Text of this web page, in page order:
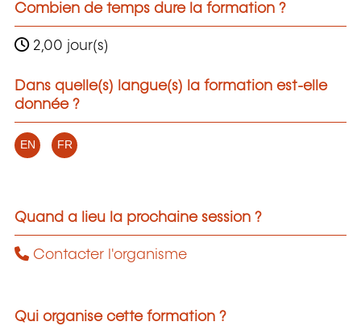
Combien de temps dure la formation ?
2,00 jour(s)
Dans quelle(s) langue(s) la formation est-elle
donnée ?
EN FR
Quand a lieu la prochaine session ?
Contacter l'organisme
Qui organise cette formation ?